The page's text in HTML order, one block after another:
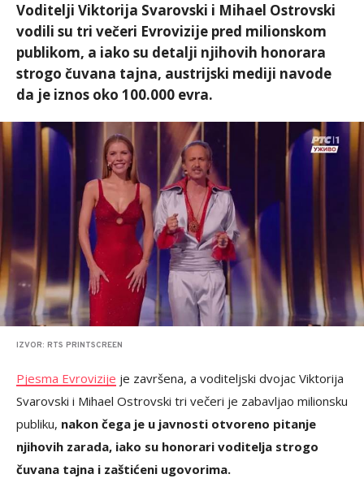
Voditelji Viktorija Svarovski i Mihael Ostrovski
vodili su tri večeri Evrovizije pred milionskom
publikom, a iako su detalji njihovih honorara
strogo čuvana tajna, austrijski mediji navode
da je iznos oko 100.000 evra.
IZVOR: RTS PRINTSCREEN
Pjesma Evrovizije je završena, a voditeljski dvojac Viktorija
Svarovski i Mihael Ostrovski tri večeri je zabavljao milionsku
publiku, nakon čega je u javnosti otvoreno pitanje
njihovih zarada, iako su honorari voditelja strogo
čuvana tajna i zaštićeni ugovorima.